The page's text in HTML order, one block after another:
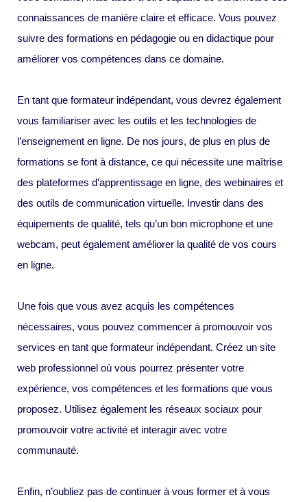
connaissances de manière claire et efficace. Vous pouvez
suivre des formations en pédagogie ou en didactique pour
améliorer vos compétences dans ce domaine.
En tant que formateur indépendant, vous devrez également
vous familiariser avec les outils et les technologies de
l’enseignement en ligne. De nos jours, de plus en plus de
formations se font à distance, ce qui nécessite une maîtrise
des plateformes d’apprentissage en ligne, des webinaires et
des outils de communication virtuelle. Investir dans des
équipements de qualité, tels qu’un bon microphone et une
webcam, peut également améliorer la qualité de vos cours
en ligne.
Une fois que vous avez acquis les compétences
nécessaires, vous pouvez commencer à promouvoir vos
services en tant que formateur indépendant. Créez un site
web professionnel où vous pourrez présenter votre
expérience, vos compétences et les formations que vous
proposez. Utilisez également les réseaux sociaux pour
promouvoir votre activité et interagir avec votre
communauté.
Enfin, n’oubliez pas de continuer à vous former et à vous